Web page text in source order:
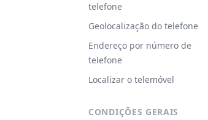
telefone
Geolocalização do telefone
Endereço por número de
telefone
Localizar o telemóvel
CONDIÇÕES GERAIS